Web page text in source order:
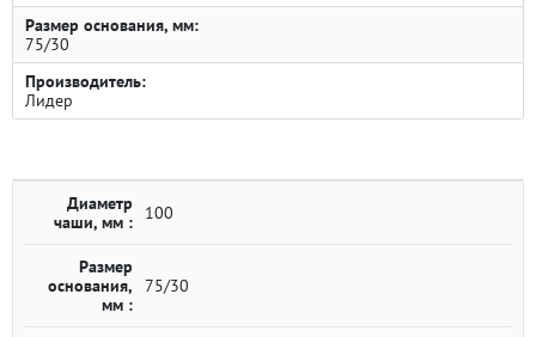
Размер основания, мм:
75/30
Производитель:
Лидер
Диаметр
чаши, мм :
100
Размер
основания,
мм :
75/30